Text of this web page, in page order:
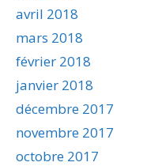
avril 2018
mars 2018
février 2018
janvier 2018
décembre 2017
novembre 2017
octobre 2017